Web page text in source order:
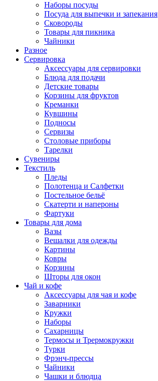
Наборы посуды
Посуда для выпечки и запекания
Сковороды
Товары для пикника
Чайники
Разное
Сервировка
Аксессуары для сервировки
Блюда для подачи
Детские товары
Корзины для фруктов
Креманки
Кувшины
Подносы
Сервизы
Столовые приборы
Тарелки
Сувениры
Текстиль
Пледы
Полотенца и Салфетки
Постельное бельё
Скатерти и напероны
Фартуки
Товары для дома
Вазы
Вешалки для одежды
Картины
Ковры
Корзины
Шторы для окон
Чай и кофе
Аксессуары для чая и кофе
Заварники
Кружки
Наборы
Сахарницы
Термосы и Трермокружки
Турки
Фрэнч-прессы
Чайники
Чашки и блюдца